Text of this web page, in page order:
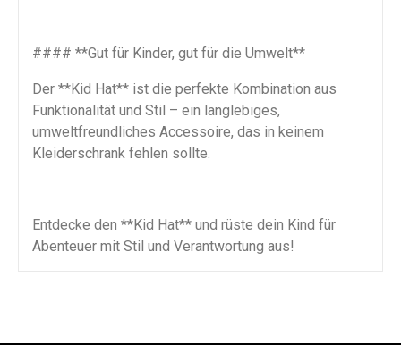
#### **Gut für Kinder, gut für die Umwelt**
Der **Kid Hat** ist die perfekte Kombination aus
Funktionalität und Stil – ein langlebiges,
umweltfreundliches Accessoire, das in keinem
Kleiderschrank fehlen sollte.
Entdecke den **Kid Hat** und rüste dein Kind für
Abenteuer mit Stil und Verantwortung aus!